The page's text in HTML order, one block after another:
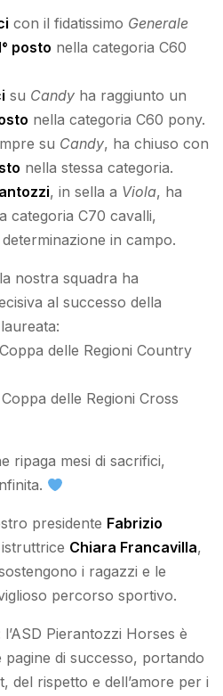
con il fidatissimo Generale
posto nella categoria C60
su Candy ha raggiunto un
nella categoria C60 pony.
su Candy, ha chiuso con
nella stessa categoria.
, in sella a Viola, ha
categoria C70 cavalli,
in campo.
nostra squadra ha
al successo della
delle Regioni Country
delle Regioni Cross
ripaga mesi di sacrifici,
presidente Fabrizio
Chiara Francavilla,
i ragazzi e le
percorso sportivo.
Pierantozzi Horses è
di successo, portando
del rispetto e dell’amore per i